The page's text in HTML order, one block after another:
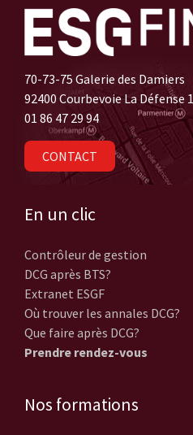
70-73-75 Galerie des Damiers
92400 Courbevoie La Défense 1
01 86 47 29 94
CONTACT
En un clic
Contrôleur de gestion
DCG après BTS?
Extranet ESGF
Où trouver les annales DCG?
Que faire après DCG?
Prendre rendez-vous
Nos formations